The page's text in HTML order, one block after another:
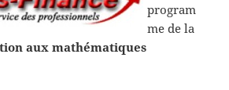
program
me de la
aux mathématiques